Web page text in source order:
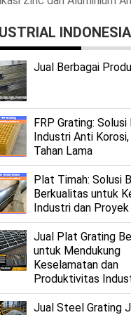
INDONESIA
Jual Berbagai
FRP Grating:
Industri Anti Korosi,
Tahan Lama
Plat Timah: Solusi
Berkualitas untuk
Industri dan
Jual Plat Grating
untuk Mendukung
Keselamatan dan
Produktivitas
Jual Steel Grating